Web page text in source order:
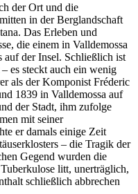
der Ort und die
in der Berglandschaft
Das Erleben und
die einem in Valldemossa
auf der Insel. Schließlich ist
es steckt auch ein wenig
als der Komponist Fréderic
1839 in Valldemossa auf
der Stadt, ihm zufolge
mit seiner
er damals einige Zeit
– die Tragik der
Gegend wurden die
litt, unerträglich,
schließlich abbrechen